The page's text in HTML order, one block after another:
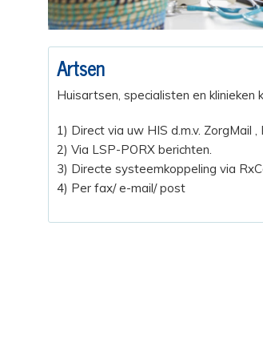
Artsen
Huisartsen, specialisten en
1) Direct via uw HIS d.m.v. ZorgMail
2) Via LSP-PORX berichten.
3) Directe systeemkoppeling via
4) Per fax/ e-mail/ post